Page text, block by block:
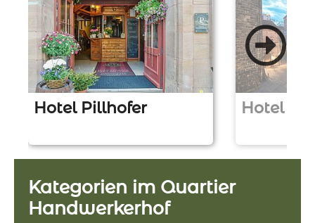
Hotel Pillhofer
u
r
L
o
c
Hotel
u
r
Kategorien im Quartier
Handwerkerhof